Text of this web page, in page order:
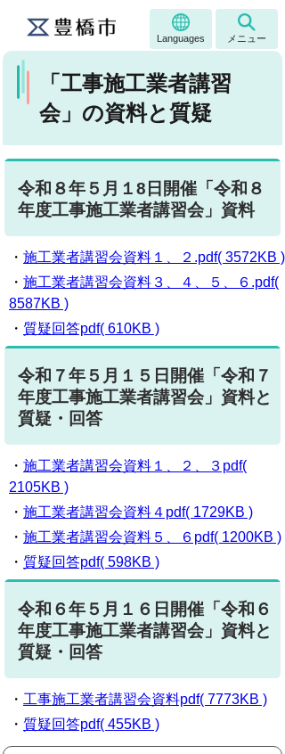
Languages メニュー
「工事施工業者講習
会」の資料と質疑
令和８年５月１8日開催「令和８
年度工事施工業者講習会」資料
・ 施工業者講習会資料１、２.pdf( 3572KB )
・ 施工業者講習会資料３、４、５、６.pdf(
8587KB )
・ 質疑回答pdf( 610KB )
令和７年５月１５日開催「令和７
年度工事施工業者講習会」資料と
質疑・回答
・ 施工業者講習会資料１、２、３pdf(
2105KB )
・ 施工業者講習会資料４pdf( 1729KB )
・ 施工業者講習会資料５、６pdf( 1200KB )
・ 質疑回答pdf( 598KB )
令和６年５月１６日開催「令和６
年度工事施工業者講習会」資料と
質疑・回答
・ 工事施工業者講習会資料pdf( 7773KB )
・ 質疑回答pdf( 455KB )